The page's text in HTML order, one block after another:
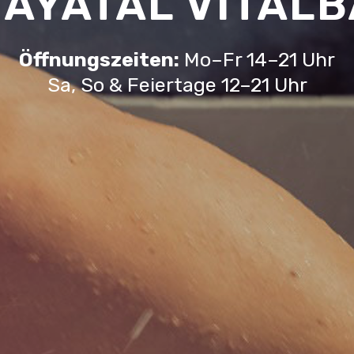
Öffnungszeiten: Mo–Fr 14–21 Uhr
Sa, So & Feiertage 12–21 Uhr